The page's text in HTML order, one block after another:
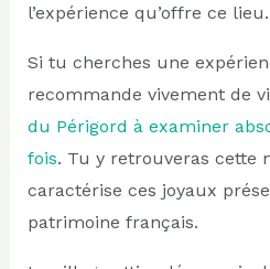
l’expérience qu’offre ce lieu.
Si tu cherches une
recommande vivement de
du Périgord à examiner
fois. Tu y retrouveras cette
caractérise ces joyaux
patrimoine français.